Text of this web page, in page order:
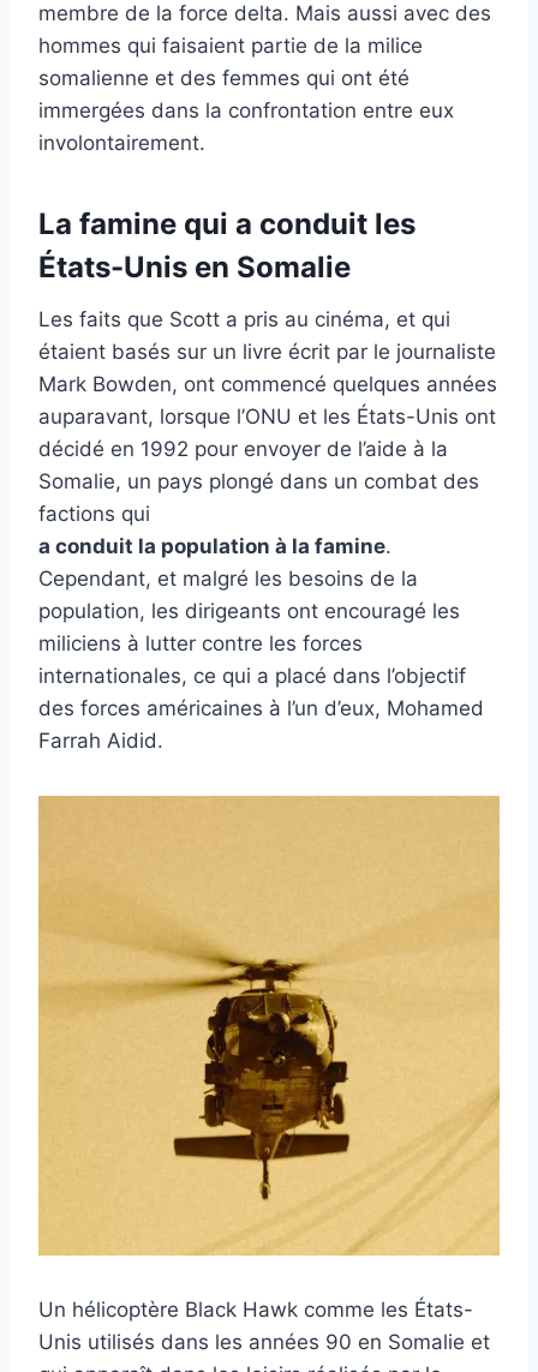
membre de la force delta. Mais aussi avec des
hommes qui faisaient partie de la milice
somalienne et des femmes qui ont été
immergées dans la confrontation entre eux
involontairement.
La famine qui a conduit les
États-Unis en Somalie
Les faits que Scott a pris au cinéma, et qui
étaient basés sur un livre écrit par le journaliste
Mark Bowden, ont commencé quelques années
auparavant, lorsque l’ONU et les États-Unis ont
décidé en 1992 pour envoyer de l’aide à la
Somalie, un pays plongé dans un combat des
factions qui
a conduit la population à la famine.
Cependant, et malgré les besoins de la
population, les dirigeants ont encouragé les
miliciens à lutter contre les forces
internationales, ce qui a placé dans l’objectif
des forces américaines à l’un d’eux, Mohamed
Farrah Aidid.
Un hélicoptère Black Hawk comme les États-
Unis utilisés dans les années 90 en Somalie et